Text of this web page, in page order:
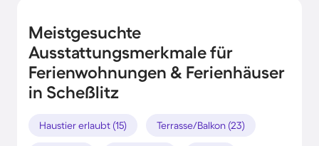
Meistgesuchte
Ausstattungsmerkmale für
Ferienwohnungen & Ferienhäuser
in Scheßlitz
Haustier erlaubt (15) Terrasse/Balkon (23)